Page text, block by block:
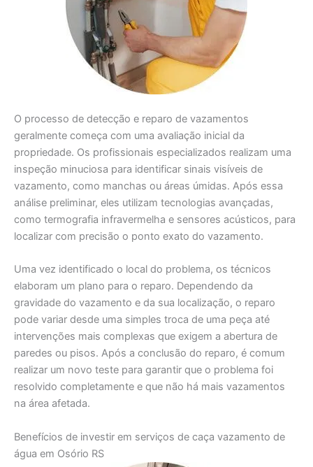
O processo de detecção e reparo de vazamentos
geralmente começa com uma avaliação inicial da
propriedade. Os profissionais especializados realizam uma
inspeção minuciosa para identificar sinais visíveis de
vazamento, como manchas ou áreas úmidas. Após essa
análise preliminar, eles utilizam tecnologias avançadas,
como termografia infravermelha e sensores acústicos, para
localizar com precisão o ponto exato do vazamento.
Uma vez identificado o local do problema, os técnicos
elaboram um plano para o reparo. Dependendo da
gravidade do vazamento e da sua localização, o reparo
pode variar desde uma simples troca de uma peça até
intervenções mais complexas que exigem a abertura de
paredes ou pisos. Após a conclusão do reparo, é comum
realizar um novo teste para garantir que o problema foi
resolvido completamente e que não há mais vazamentos
na área afetada.
Benefícios de investir em serviços de caça vazamento de
água em Osório RS